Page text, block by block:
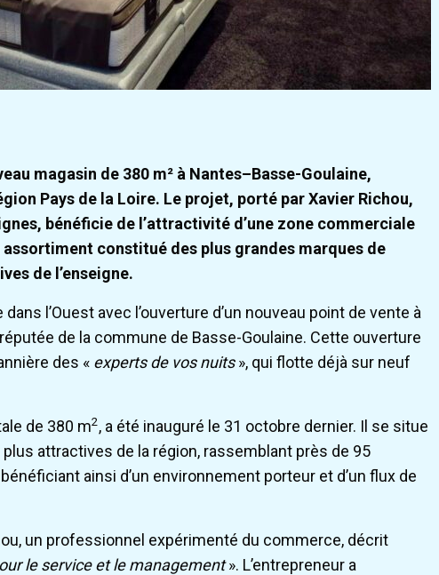
magasin de 380 m² à Nantes–Basse-Goulaine,
Pays de la Loire. Le projet, porté par Xavier Richou,
bénéficie de l’attractivité d’une zone commerciale
constitué des plus grandes marques de
de l’enseigne.
l’Ouest avec l’ouverture d’un nouveau point de vente à
de la commune de Basse-Goulaine. Cette ouverture
des « experts de vos nuits», qui flotte déjà sur neuf
de 380 m2, a été inauguré le 31 octobre dernier. Il se situe
attractives de la région, rassemblant près de 95
ainsi d’un environnement porteur et d’un flux de
un professionnel expérimenté du commerce, décrit
le service et le management». L’entrepreneur a